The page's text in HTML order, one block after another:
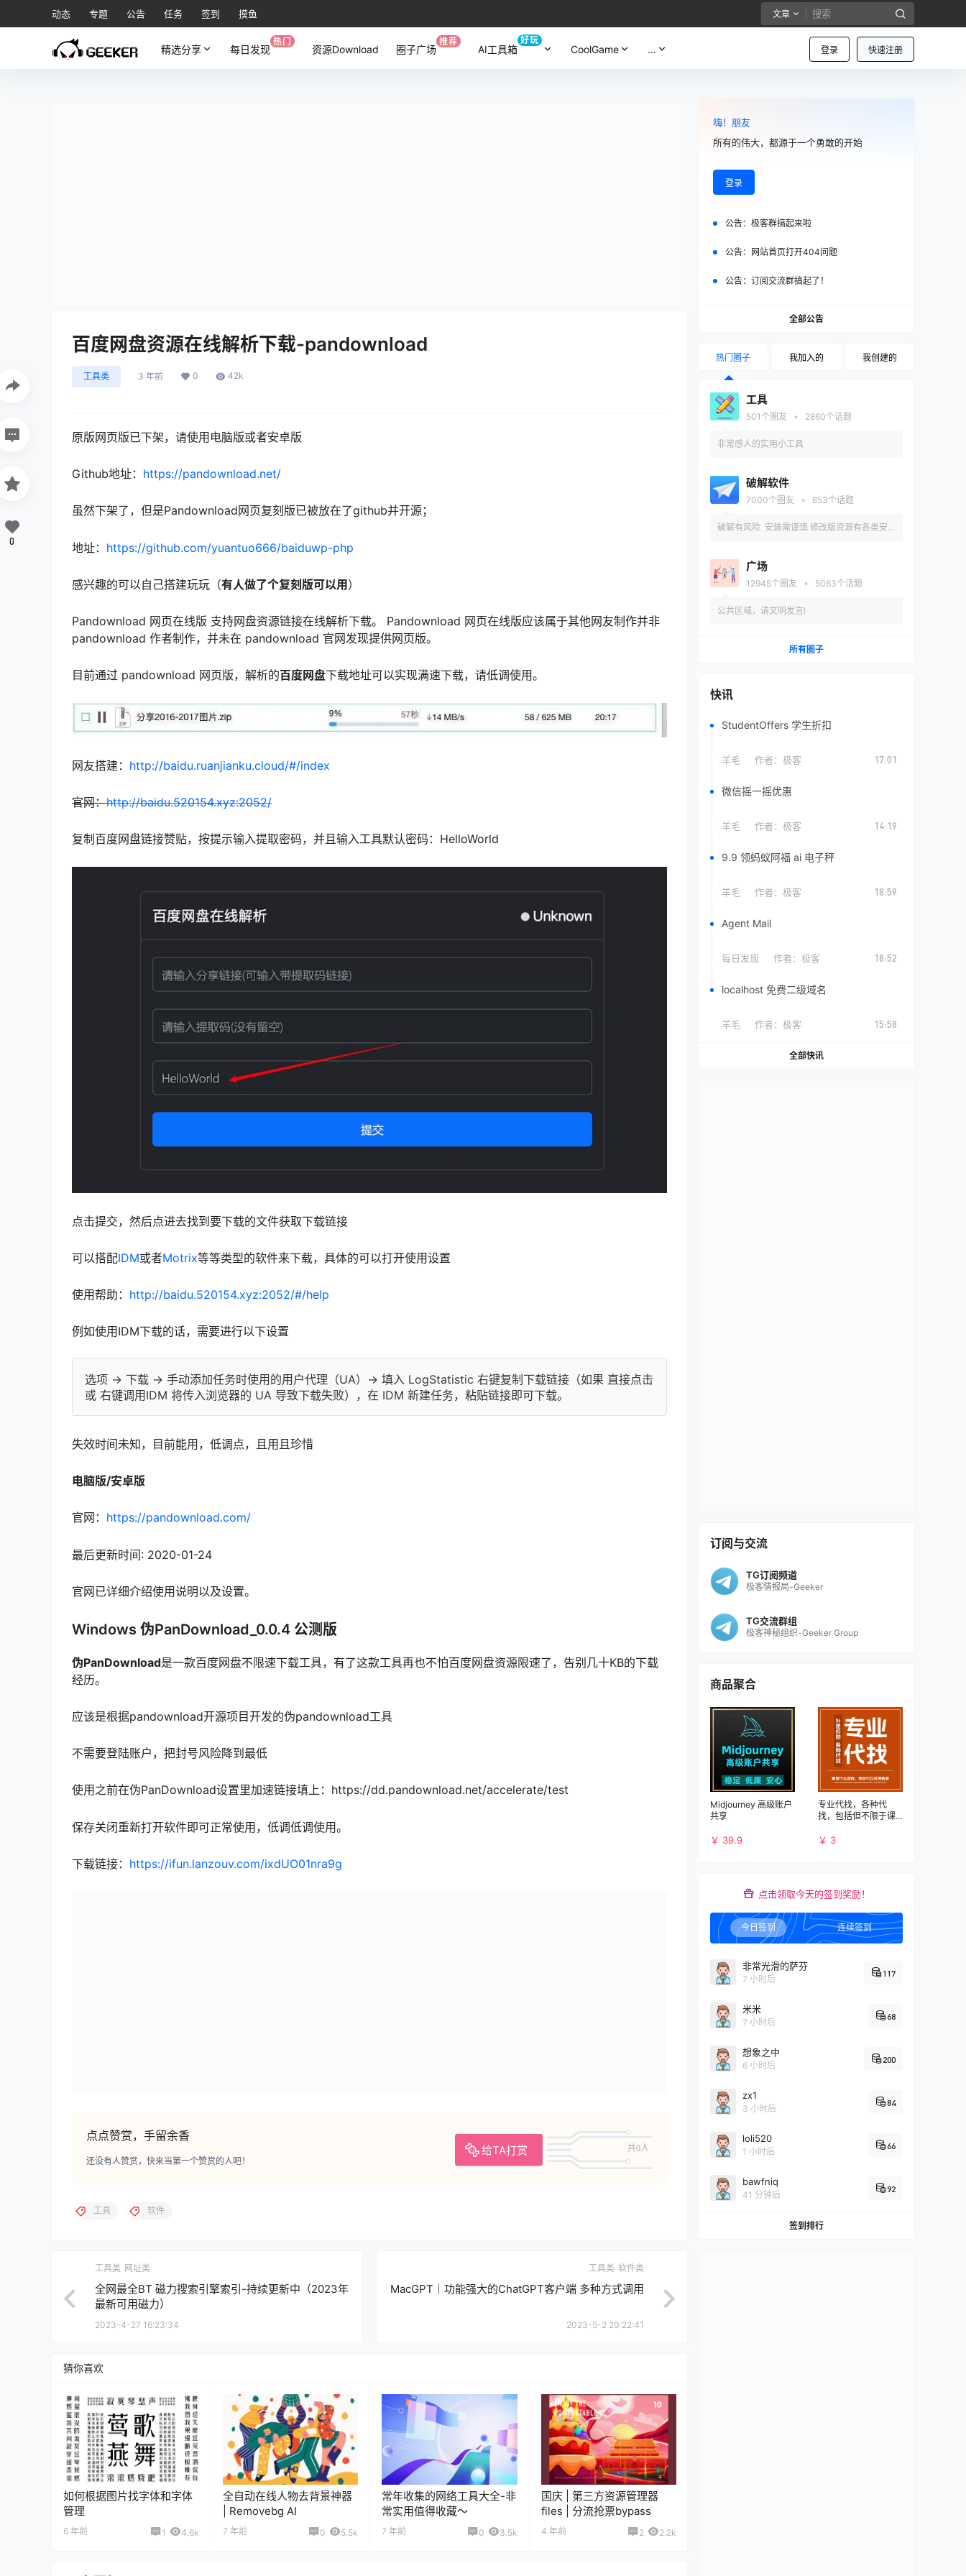
动态 专题 公告 任务 签到 摸鱼 文章
登录 快速注册
精选分享 每日发现
热门
资源Download 圈子广场
推荐
AI工具箱
好玩
CoolGame …
百度网盘资源在线解析下载-pandownload
工具类 3 年前 0 42k
原版网页版已下架，请使用电脑版或者安卓版
Github地址： https://pandownload.net/
虽然下架了，但是Pandownload网页复刻版已被放在了github并开源；
地址： https://github.com/yuantuo666/baiduwp-php
感兴趣的可以自己搭建玩玩（有人做了个复刻版可以用）
Pandownload 网页在线版 支持网盘资源链接在线解析下载。 Pandownload 网页在线版应该属于其他网友制作并非
pandownload 作者制作，并未在 pandownload 官网发现提供网页版。
目前通过 pandownload 网页版，解析的百度网盘下载地址可以实现满速下载，请低调使用。
网友搭建： http://baidu.ruanjianku.cloud/#/index
官网：http://baidu.520154.xyz:2052/
复制百度网盘链接赞贴，按提示输入提取密码，并且输入工具默认密码：HelloWorld
点击提交，然后点进去找到要下载的文件获取下载链接
可以搭配IDM或者Motrix等等类型的软件来下载，具体的可以打开使用设置
使用帮助： http://baidu.520154.xyz:2052/#/help
例如使用IDM下载的话，需要进行以下设置
选项 -> 下载 -> 手动添加任务时使用的用户代理（UA）-> 填入 LogStatistic 右键复制下载链接（如果 直接点击
或 右键调用IDM 将传入浏览器的 UA 导致下载失败），在 IDM 新建任务，粘贴链接即可下载。
失效时间未知，目前能用，低调点，且用且珍惜
电脑版/安卓版
官网： https://pandownload.com/
最后更新时间: 2020-01-24
官网已详细介绍使用说明以及设置。
Windows 伪PanDownload_0.0.4 公测版
伪PanDownload是一款百度网盘不限速下载工具，有了这款工具再也不怕百度网盘资源限速了，告别几十KB的下载
经历。
应该是根据pandownload开源项目开发的伪pandownload工具
不需要登陆账户，把封号风险降到最低
使用之前在伪PanDownload设置里加速链接填上：https://dd.pandownload.net/accelerate/test
保存关闭重新打开软件即可正常使用，低调低调使用。
下载链接： https://ifun.lanzouv.com/ixdUO01nra9g
点点赞赏，手留余香
给TA打赏 共0人
还没有人赞赏，快来当第一个赞赏的人吧！
0
工具 软件
工具类 网址类
全网最全BT 磁力搜索引擎索引-持续更新中（2023年
最新可用磁力）
2023-4-27 16:23:34
工具类 软件类
MacGPT｜功能强大的ChatGPT客户端 多种方式调用
2023-5-2 20:22:41
猜你喜欢
如何根据图片找字体和字体
管理
6 年前 1 4.6k
全自动在线人物去背景神器
| Removebg AI
7 年前 0 5.5k
常年收集的网络工具大全-非
常实用值得收藏～
7 年前 0 3.5k
国庆 | 第三方资源管理器
files | 分流抢票bypass
4 年前 2 2.2k
嗨！朋友
所有的伟大，都源于一个勇敢的开始
登录
公告： 极客群搞起来啦
公告： 网站首页打开404问题
公告： 订阅交流群搞起了！
全部公告
热门圈子 我加入的 我创建的
工具
501 个圈友 • 2860个话题
非常感人的实用小工具
破解软件
7000个圈友 • 853个话题
破解有风险 安装需谨慎 修改版资源有各类安
试安装
广场
12945个圈友 • 5063个话题
公共区域，请文明发言!
所有圈子
快讯
StudentOffers 学生折扣
羊毛 作者： 极客 17:01
微信摇一摇优惠
羊毛 作者： 极客 14:19
9.9 领蚂蚁阿福 ai 电子秤
羊毛 作者： 极客 18:59
Agent Mail
每日发现 作者： 极客 18:52
localhost 免费二级域名
羊毛 作者： 极客 15:58
全部快讯
订阅与交流
TG订阅频道
极客情报局-Geeker
TG交流群组
极客神秘组织-Geeker Group
商品聚合
Midjourney 高级账户
共享
￥ 39.9
专业代找，各种代
找，包括但不限于课
用、破解等资源
￥ 3
点击领取今天的签到奖励！
今日签到 连续签到
非常光滑的萨芬
7 小时后
117
米米
7 小时后
68
想象之中
6 小时后
200
zx1
3 小时后
84
loli520
1 小时后
66
bawfniq
41 分钟后
92
签到排行